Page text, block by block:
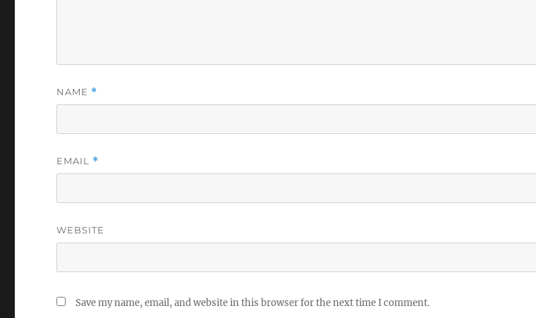
NAME *
EMAIL *
WEBSITE
Save my name, email, and website in this browser for the next time I comment.